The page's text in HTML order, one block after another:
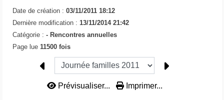
Date de création : 03/11/2011 18:12
Dernière modification : 13/11/2014 21:42
Catégorie : - Rencontres annuelles
Page lue 11500 fois
Prévisualiser... Imprimer...